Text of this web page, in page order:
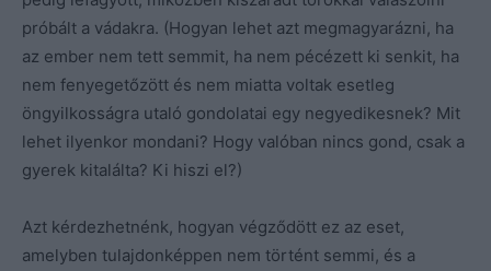
próbált a vádakra. (Hogyan lehet azt megmagyarázni, ha
az ember nem tett semmit, ha nem pécézett ki senkit, ha
nem fenyegetőzött és nem miatta voltak esetleg
öngyilkosságra utaló gondolatai egy negyedikesnek? Mit
lehet ilyenkor mondani? Hogy valóban nincs gond, csak a
gyerek kitalálta? Ki hiszi el?)
Azt kérdezhetnénk, hogyan végződött ez az eset,
amelyben tulajdonképpen nem történt semmi, és a